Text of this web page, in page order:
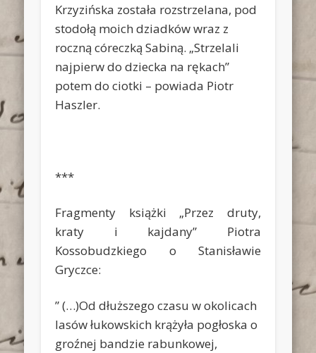
Krzyzińska została rozstrzelana, pod
stodołą moich dziadków wraz z
roczną córeczką Sabiną. „Strzelali
najpierw do dziecka na rękach”
potem do ciotki – powiada Piotr
Haszler.
***
Fragmenty książki „Przez druty,
kraty i kajdany” Piotra
Kossobudzkiego o Stanisławie
Gryczce:
” (…)Od dłuższego czasu w okolicach
lasów łukowskich krążyła pogłoska o
groźnej bandzie rabunkowej,